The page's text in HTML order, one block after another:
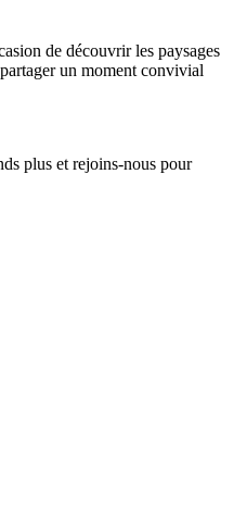
de découvrir les paysages
un moment convivial
plus et rejoins-nous pour